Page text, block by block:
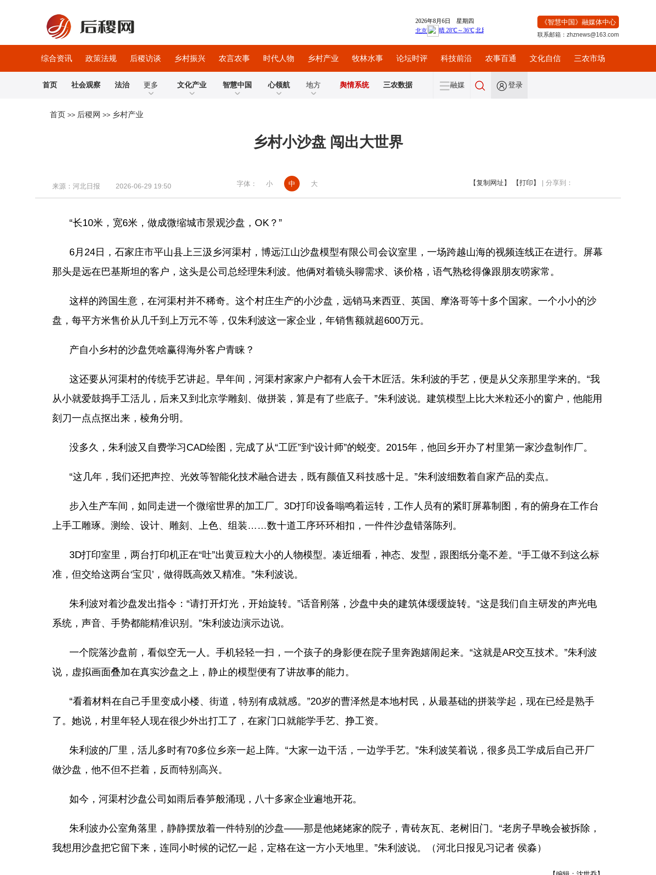
《智慧中国》融媒体中心
联系邮箱：zhznews@163.com
综合资讯 政策法规 后稷访谈 乡村振兴 农言农事 时代人物 乡村产业 牧林水事 论坛时评 科技前沿 农事百通 文化自信 三农市场
首页 社会观察 法治 更多 文化产业 智慧中国 心领航 地方 舆情系统 三农数据 融媒 登录
首页 >> 后稷网 >> 乡村产业
乡村小沙盘 闯出大世界
来源：河北日报 2026-06-29 19:50 字体： 小 中 大 【复制网址】 【打印】 | 分享到：
“长10米，宽6米，做成微缩城市景观沙盘，OK？”
6月24日，石家庄市平山县上三汲乡河渠村，博远江山沙盘模型有限公司会议室里，一场跨越山海的视频连线正在进行。屏幕
那头是远在巴基斯坦的客户，这头是公司总经理朱利波。他俩对着镜头聊需求、谈价格，语气熟稔得像跟朋友唠家常。
这样的跨国生意，在河渠村并不稀奇。这个村庄生产的小沙盘，远销马来西亚、英国、摩洛哥等十多个国家。一个小小的沙
盘，每平方米售价从几千到上万元不等，仅朱利波这一家企业，年销售额就超600万元。
产自小乡村的沙盘凭啥赢得海外客户青睐？
这还要从河渠村的传统手艺讲起。早年间，河渠村家家户户都有人会干木匠活。朱利波的手艺，便是从父亲那里学来的。“我
从小就爱鼓捣手工活儿，后来又到北京学雕刻、做拼装，算是有了些底子。”朱利波说。建筑模型上比大米粒还小的窗户，他能用
刻刀一点点抠出来，棱角分明。
没多久，朱利波又自费学习CAD绘图，完成了从“工匠”到“设计师”的蜕变。2015年，他回乡开办了村里第一家沙盘制作厂。
“这几年，我们还把声控、光效等智能化技术融合进去，既有颜值又科技感十足。”朱利波细数着自家产品的卖点。
步入生产车间，如同走进一个微缩世界的加工厂。3D打印设备嗡鸣着运转，工作人员有的紧盯屏幕制图，有的俯身在工作台
上手工雕琢。测绘、设计、雕刻、上色、组装……数十道工序环环相扣，一件件沙盘错落陈列。
3D打印室里，两台打印机正在“吐”出黄豆粒大小的人物模型。凑近细看，神态、发型，跟图纸分毫不差。“手工做不到这么标
准，但交给这两台‘宝贝’，做得既高效又精准。”朱利波说。
朱利波对着沙盘发出指令：“请打开灯光，开始旋转。”话音刚落，沙盘中央的建筑体缓缓旋转。“这是我们自主研发的声光电
系统，声音、手势都能精准识别。”朱利波边演示边说。
一个院落沙盘前，看似空无一人。手机轻轻一扫，一个孩子的身影便在院子里奔跑嬉闹起来。“这就是AR交互技术。”朱利波
说，虚拟画面叠加在真实沙盘之上，静止的模型便有了讲故事的能力。
“看着材料在自己手里变成小楼、街道，特别有成就感。”20岁的曹泽然是本地村民，从最基础的拼装学起，现在已经是熟手
了。她说，村里年轻人现在很少外出打工了，在家门口就能学手艺、挣工资。
朱利波的厂里，活儿多时有70多位乡亲一起上阵。“大家一边干活，一边学手艺。”朱利波笑着说，很多员工学成后自己开厂
做沙盘，他不但不拦着，反而特别高兴。
如今，河渠村沙盘公司如雨后春笋般涌现，八十多家企业遍地开花。
朱利波办公室角落里，静静摆放着一件特别的沙盘——那是他姥姥家的院子，青砖灰瓦、老树旧门。“老房子早晚会被拆除，
我想用沙盘把它留下来，连同小时候的记忆一起，定格在这一方小天地里。”朱利波说。（河北日报见习记者 侯淼）